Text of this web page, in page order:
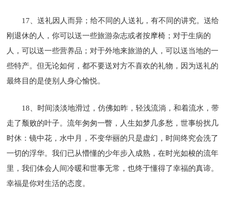
17、送礼因人而异；给不同的人送礼，有不同的讲究。送给
刚退休的人，你可以送一些旅游杂志或者按摩椅；对于生病的
人，可以送一些营养品；对于外地来旅游的人，可以送当地的一
些特产。但无论如何，都不要送对方不喜欢的礼物，因为送礼的
最终目的是使别人身心愉悦。
18、时间淡淡地滑过，仿佛如昨，轻浅流淌，和着流水，带
走了颓败的叶子。流年匆匆一瞥，人生如梦几多愁，世事纷扰几
时休：镜中花，水中月，不变华丽的只是虚幻，时间终究会洗了
一切的浮华。我们已从懵懂的少年步入成熟，在时光如梭的流年
里，我们体会人间冷暖和世事无常，也终于懂得了幸福的真谛。
幸福是你对生活的态度。